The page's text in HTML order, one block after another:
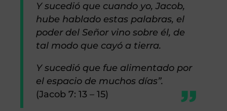
Y sucedió que cuando yo, Jacob,
hube hablado estas palabras, el
poder del Señor vino sobre él, de
tal modo que cayó a tierra.
Y sucedió que fue alimentado por
el espacio de muchos días”.
(Jacob 7: 13 – 15)